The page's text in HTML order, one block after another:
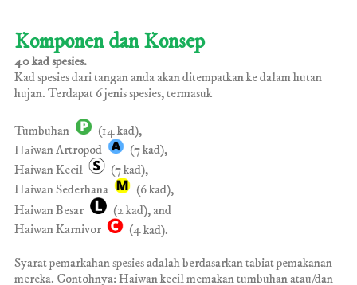
Komponen dan Konsep
40 kad spesies.
Kad spesies dari tangan anda akan ditempatkan ke dalam hutan
hujan. Terdapat 6 jenis spesies, termasuk
Tumbuhan (14 kad),
Haiwan Artropod
(7 kad),
Haiwan Kecil
(7 kad),
Haiwan Sederhana
(6 kad),
Haiwan Besar
(2 kad), and
Haiwan Karnivor
(4kad).
Syarat pemarkahan spesies adalah berdasarkan tabiat pemakanan
mereka. Contohnya: Haiwan kecil memakan tumbuhan atau/dan